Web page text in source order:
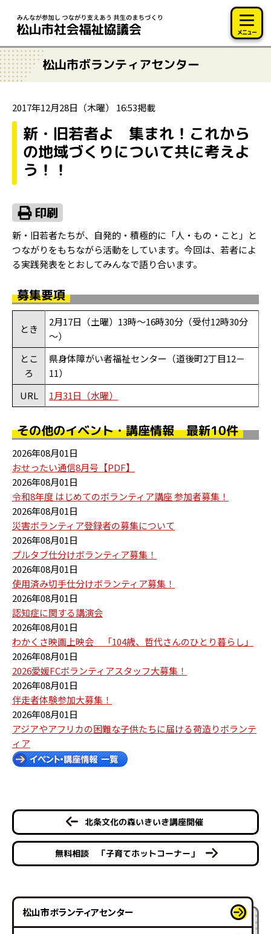
メニュー
松山市ボランティアセンター
2017年12月28日（木曜） 16:53掲載
新・旧若者よ 集まれ！これから
の地域づくりについて共に考えよ
う！！
新・旧若者たちが、自発的・積極的に「人・もの・こと」と
つながりをもちながら活動をしています。今回は、若者によ
る実践発表をとおしてみんなで語り合います。
募集要項
とき
2月17日（土曜）13時～16時30分（受付12時30分
～）
とこ
ろ
県身体障がい者福祉センター（道後町2丁目12－
11）
URL
1月31日（水曜）
その他のイベント・講座情報 最新10件
2026年08月01日
おせったい通信8月号【PDF】
2026年08月01日
令和8年度 はじめてのボランティア講座 参加者募集！
2026年08月01日
災害ボランティア登録者の募集について
2026年08月01日
プルタブ仕分けボランティア募集！
2026年08月01日
使用済み切手仕分けボランティア募集！
2026年08月01日
認知症に関する講演会
2026年08月01日
わかくさ映画上映会 「104歳、哲代さんのひとり暮らし」
2026年08月01日
2026愛媛FCボランティアスタッフ大募集！
2026年08月01日
伴走者体験参加大募集！
2026年08月01日
アジアやアフリカの困難な子供たちに届ける荷造りボランテ
ィア
北条文化の森いきいき講座開催
無料相談 「子育てホットコーナー」
松山市ボランティアセンター